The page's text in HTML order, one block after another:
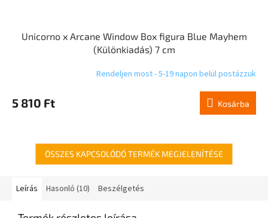
Unicorno x Arcane Window Box figura Blue Mayhem
(Különkiadás) 7 cm
Rendeljen most - 5-19 napon belül postázzuk
5 810 Ft Kosárba
ÖSSZES KAPCSOLÓDÓ TERMÉK MEGJELENÍTÉSE
Leírás Hasonló (10) Beszélgetés